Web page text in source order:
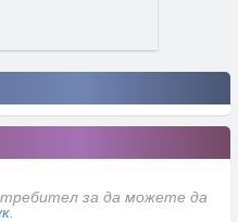
за да можете да